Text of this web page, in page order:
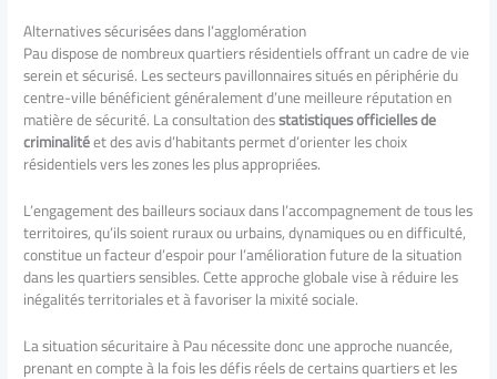
Alternatives sécurisées dans l’agglomération
Pau dispose de nombreux quartiers résidentiels offrant un cadre de vie
serein et sécurisé. Les secteurs pavillonnaires situés en périphérie du
centre-ville bénéficient généralement d’une meilleure réputation en
matière de sécurité. La consultation desstatistiques officielles de
criminalitéet des avis d’habitants permet d’orienter les choix
résidentiels vers les zones les plus appropriées.
L’engagement des bailleurs sociaux dans l’accompagnement de tous les
territoires, qu’ils soient ruraux ou urbains, dynamiques ou en difficulté,
constitue un facteur d’espoir pour l’amélioration future de la situation
dans les quartiers sensibles. Cette approche globale vise à réduire les
inégalités territoriales et à favoriser la mixité sociale.
La situation sécuritaire à Pau nécessite donc une approche nuancée,
prenant en compte à la fois les défis réels de certains quartiers et les